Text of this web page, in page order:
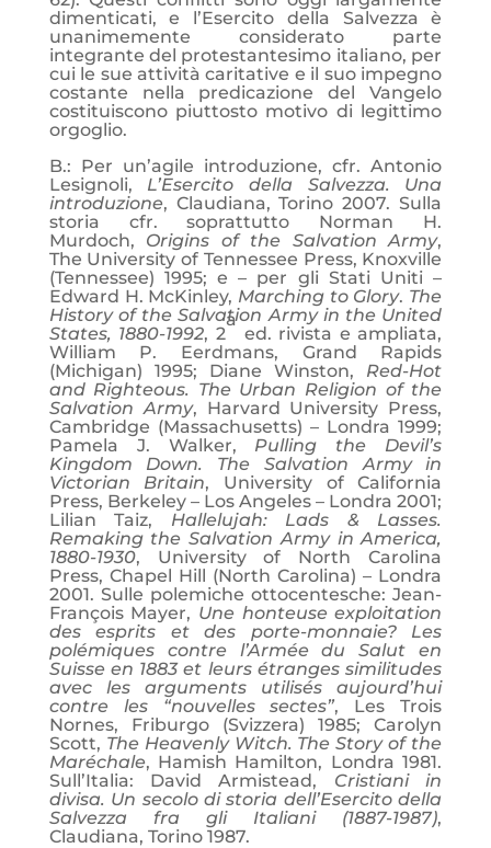
dimenticati, e l’Esercito della Salvezza è
unanimemente considerato parte
integrante del protestantesimo italiano, per
cui le sue attività caritative e il suo impegno
costante nella predicazione del Vangelo
costituiscono piuttosto motivo di legittimo
orgoglio.
B.: Per un’agile introduzione, cfr. Antonio
Lesignoli, L’Esercito della Salvezza. Una
introduzione, Claudiana, Torino 2007. Sulla
storia cfr. soprattutto Norman H.
Murdoch, Origins of the Salvation Army,
The University of Tennessee Press, Knoxville
(Tennessee) 1995; e – per gli Stati Uniti –
Edward H. McKinley, Marching to Glory. The
History of the Salvation Army in the United
States, 1880-1992, 2
a
ed. rivista e ampliata,
William P. Eerdmans, Grand Rapids
(Michigan) 1995; Diane Winston, Red-Hot
and Righteous. The Urban Religion of the
Salvation Army, Harvard University Press,
Cambridge (Massachusetts) – Londra 1999;
Pamela J. Walker, Pulling the Devil’s
Kingdom Down. The Salvation Army in
Victorian Britain, University of California
Press, Berkeley – Los Angeles – Londra 2001;
Lilian Taiz, Hallelujah: Lads & Lasses.
Remaking the Salvation Army in America,
1880-1930, University of North Carolina
Press, Chapel Hill (North Carolina) – Londra
2001. Sulle polemiche ottocentesche: Jean-
François Mayer, Une honteuse exploitation
des esprits et des porte-monnaie? Les
polémiques contre l’Armée du Salut en
Suisse en 1883 et leurs étranges similitudes
avec les arguments utilisés aujourd’hui
contre les “nouvelles sectes”, Les Trois
Nornes, Friburgo (Svizzera) 1985; Carolyn
Scott, The Heavenly Witch. The Story of the
Maréchale, Hamish Hamilton, Londra 1981.
Sull’Italia: David Armistead, Cristiani in
divisa. Un secolo di storia dell’Esercito della
Salvezza fra gli Italiani (1887-1987),
Claudiana, Torino 1987.